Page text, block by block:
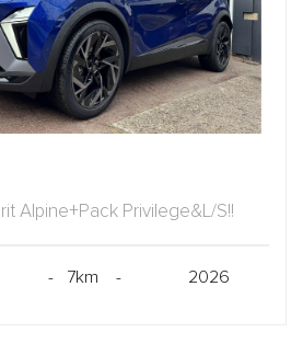
Alpine+Pack Privilege&L/S!!
- 7km - 2026